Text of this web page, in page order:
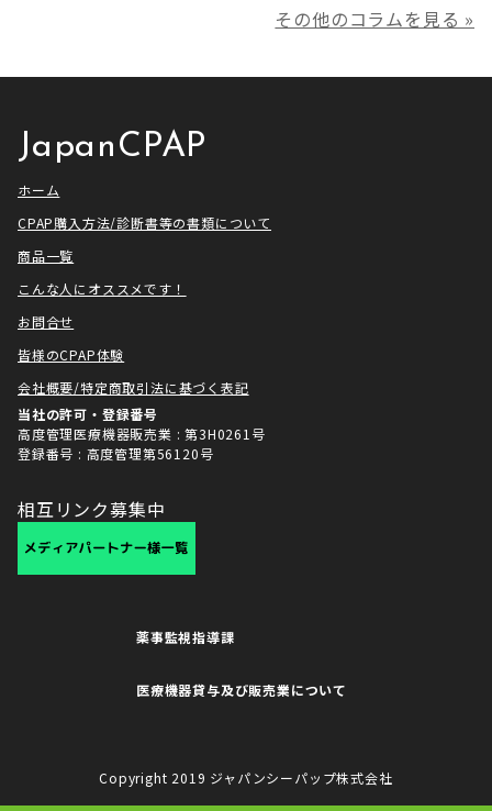
ク様は長い歴史があり、私も大
利用いただき本当にありがとうご
満足いただけるサービスを提供さ
その他のコラムを見る »
JapanCPAP
ホーム
CPAP購入方法/診断書等の書類について
商品一覧
こんな人にオススメです！
お問合せ
皆様のCPAP体験
会社概要/特定商取引法に基づく表記
当社の許可・登録番号
高度管理医療機器販売業 : 第3H0261号
登録番号 : 高度管理第56120号
相互リンク募集中
薬事監視指導課
医療機器貸与及び販売業について
Copyright 2019 ジャパンシーパップ株式会社